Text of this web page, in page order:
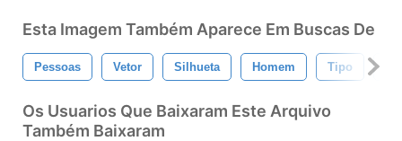
Esta Imagem Também Aparece Em Buscas De
Pessoas Vetor Silhueta Homem Tipo
Os Usuarios Que Baixaram Este Arquivo
Também Baixaram